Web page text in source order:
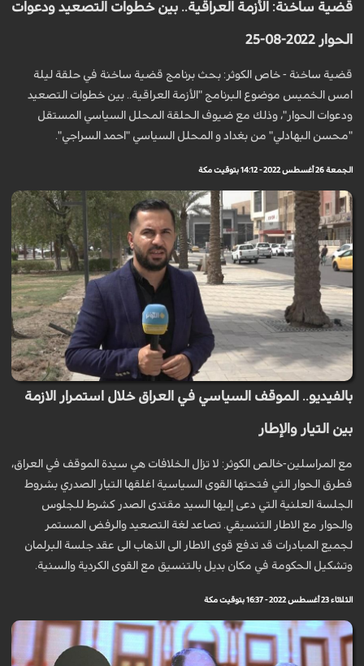
قضية ساخنة: الأزمة العراقية.. بين خطوات التصعيد ودعوات
الحوار 2022-08-25
قضية ساخنة - خاص الكوثر: بحث برنامج قضية ساخنة في حلقة ليلة
امس الخميس موضوع البرنامج "الأزمة العراقية.. بين خطوات التصعيد
ودعوات الحوار"، وذلك مع ضيوف الحلقة المحلل السياسي المستقل
"محسن البهادلي" من بغداد و المحلل السياسي "احمد السراجي".
الجمعة 26 أغسطس 2022 - 14:12 بتوقيت مكة
بالفيديو.. الموقف السياسي في العراق خلال استمرار الازمة
بين التيار والإطار
مع المراسلين-خالص الكوثر: لا تزال الخلافات هي سيدة الموقف في العراق،
فطرق الحوار التي فتحتها القوى السياسية اغلقها التيار الصدري بشروط
الجلسة العلنية التي دعى إليها السيد مقتدى الصدر كشرط للجلوس
والحوار مع الاطار التنسيقي. تصاعد لغة التصعيد والرفض المستمر
لجميع المبادرات قد تدفع قوى الاطار الى الذهاب الى عقد جلسة البرلمان
وتشكيل الحكومة في مكان بديل بالتنسيق مع القوى الكردية والسنية.
الثلاثاء 23 أغسطس 2022 - 16:37 بتوقيت مكة